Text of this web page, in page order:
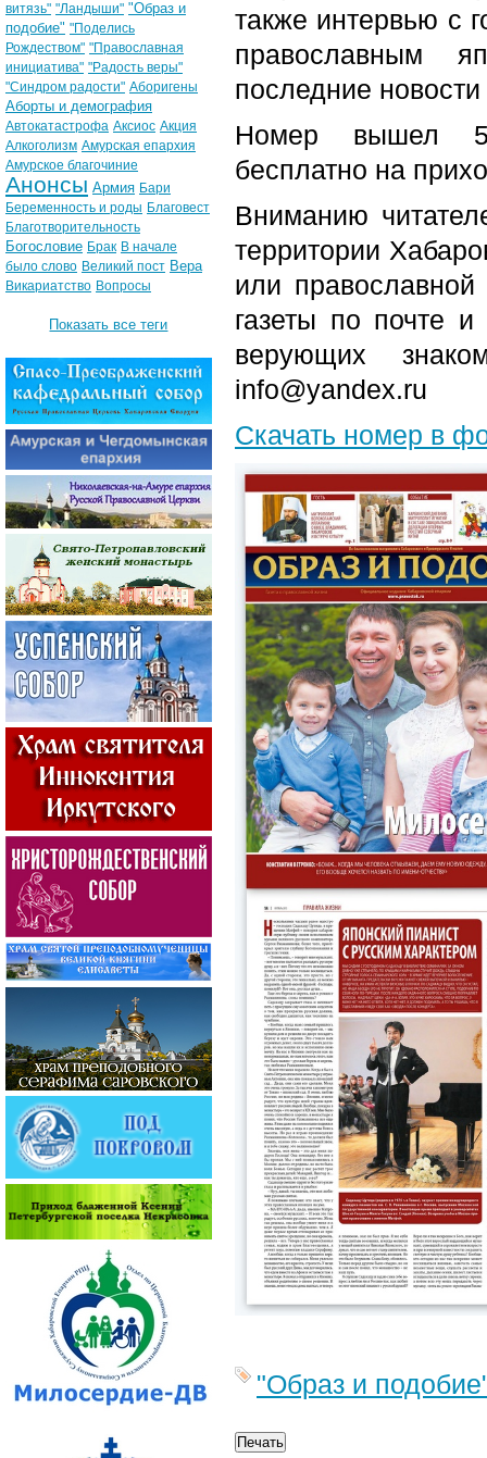
также интервью с
православным
последние
Номер вышел 5-
бесплатно на
Вниманию
территории
или
газеты по почте и
верующих
info@yandex.ru
Скачать номер в
"Образ и
витязь" "Ландыши" "Образ и
подобие" "Поделись
Рождеством" "Православная
инициатива" "Радость веры"
"Синдром радости" Аборигены
Аборты и демография
Автокатастрофа Аксиос Акция
Алкоголизм Амурская епархия
Амурское благочиние
Анонсы Армия Бари
Беременность и роды Благовест
Благотворительность
Богословие Брак В начале
было слово Великий пост Вера
Викариатство Вопросы
Показать все теги